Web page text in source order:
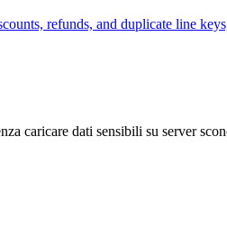
refunds, and duplicate line
caricare dati sensibili su server